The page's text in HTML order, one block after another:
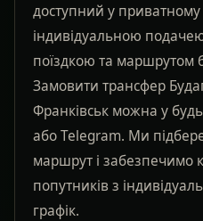
доступний у приватному
індивідуальною
поїздкою та маршрутом
Замовити трансфер
Франківськ можна у
або Telegram. Ми
маршрут і забезпечимо
попутників з
графік.